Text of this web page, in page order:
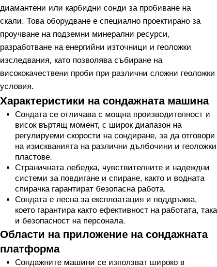
диамантени или карбидни сонди за пробиване на
скали. Това оборудване е специално проектирано за
проучване на подземни минерални ресурси,
разработване на енергийни източници и геоложки
изследвания, като позволява събиране на
висококачествени проби при различни сложни геоложки
условия.
Характеристики на сондажната машина
Сондата се отличава с мощна производителност и
висок въртящ момент, с широк диапазон на
регулируеми скорости на сондиране, за да отговори
на изискванията на различни дълбочини и геоложки
пластове.
Страничната лебедка, чувствителните и надеждни
системи за повдигане и спиране, както и водната
спирачка гарантират безопасна работа.
Сондата е лесна за експлоатация и поддръжка,
което гарантира както ефективност на работата, така
и безопасност на персонала.
Области на приложение на сондажната
платформа
Сондажните машини се използват широко в